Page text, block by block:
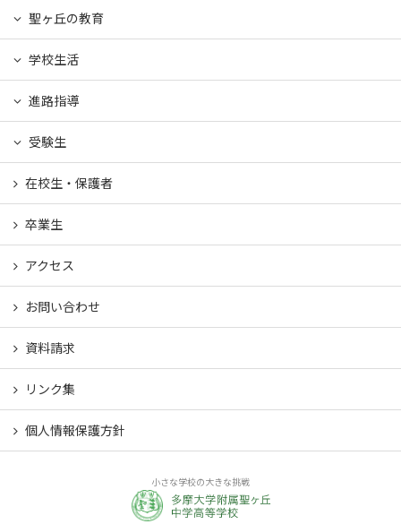
聖ヶ丘の教育
学校生活
進路指導
受験生
在校生・保護者
卒業生
アクセス
お問い合わせ
資料請求
リンク集
個人情報保護方針
小さな学校の大きな挑戦